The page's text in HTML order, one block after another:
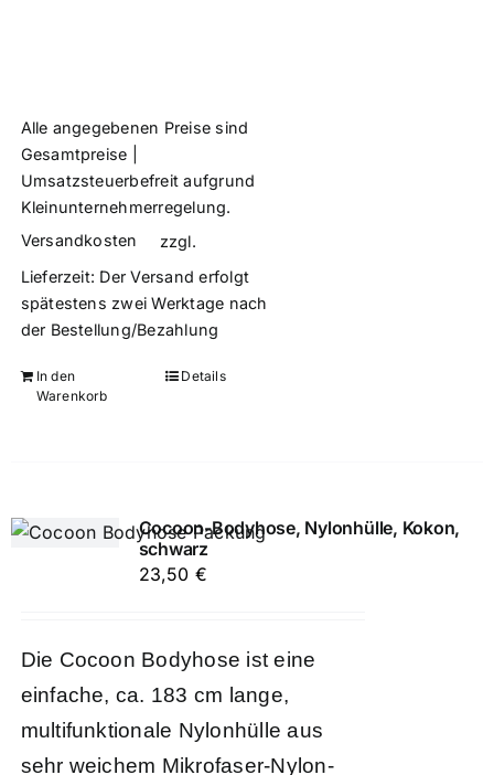
Alle angegebenen Preise sind
Gesamtpreise |
Umsatzsteuerbefreit aufgrund
Kleinunternehmerregelung.
zzgl.
Versandkosten
Lieferzeit: Der Versand erfolgt
spätestens zwei Werktage nach
der Bestellung/Bezahlung
In den
Warenkorb
Details
Cocoon-Bodyhose, Nylonhülle, Kokon,
schwarz
23,50 €
Die Cocoon Bodyhose ist eine
einfache, ca. 183 cm lange,
multifunktionale Nylonhülle aus
sehr weichem Mikrofaser-Nylon-